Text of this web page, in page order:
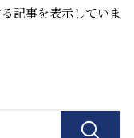
記事を表示していま